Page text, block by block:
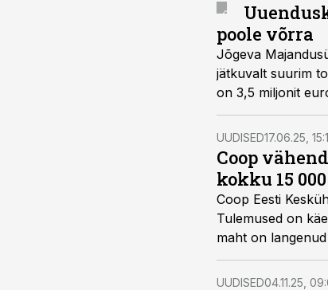
poole võrra
Jõgeva
jätkuvalt suurim
on 3,5 miljonit
UUDISED17.06.25,
Coop
kokku 15
Coop Eesti
Tulemused on
maht on
töötunni võrra.
muudatuste hulk
UUDISED04.11.25,